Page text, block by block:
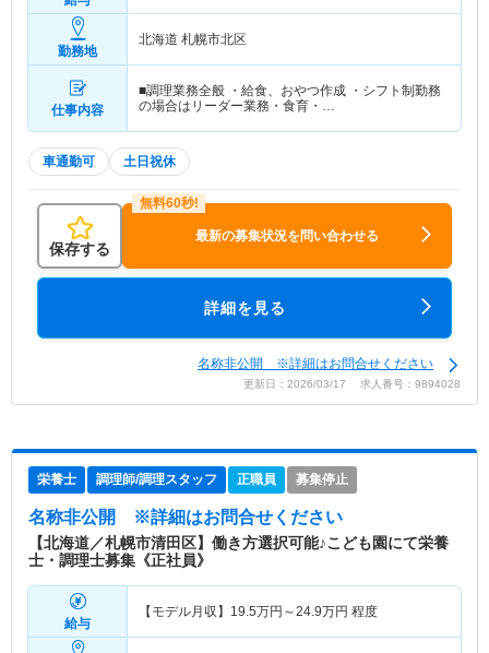
勤務地
北海道 札幌市北区
仕事内容
■調理業務全般 ・給食、おやつ作成 ・シフト制勤務
の場合はリーダー業務・食育・…
車通勤可 土日祝休
保存する
最新の募集状況を問い合わせる
詳細を見る
名称非公開 ※詳細はお問合せください
更新日：2026/03/17 求人番号：9894028
栄養士 調理師/調理スタッフ 正職員 募集停止
名称非公開 ※詳細はお問合せください
【北海道／札幌市清田区】働き方選択可能♪こども園にて栄養
士・調理士募集《正社員》
給与
【モデル月収】 19.5万円～24.9万円 程度